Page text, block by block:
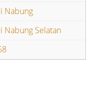
Nabung
Nabung Selatan